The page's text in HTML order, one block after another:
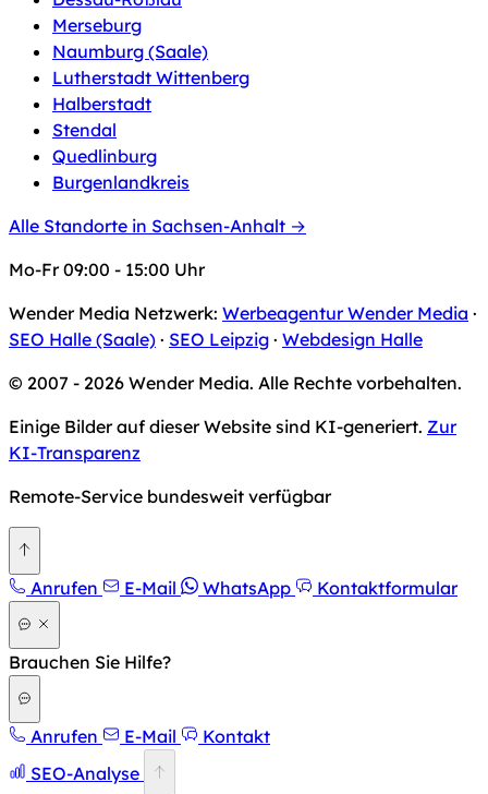
Merseburg
Naumburg (Saale)
Lutherstadt Wittenberg
Halberstadt
Stendal
Quedlinburg
Burgenlandkreis
Alle Standorte in Sachsen-Anhalt →
Mo-Fr 09:00 - 15:00 Uhr
Wender Media Netzwerk: Werbeagentur Wender Media ·
SEO Halle (Saale) · SEO Leipzig · Webdesign Halle
© 2007 - 2026 Wender Media. Alle Rechte vorbehalten.
Einige Bilder auf dieser Website sind KI-generiert. Zur
KI-Transparenz
Remote-Service bundesweit verfügbar
Anrufen E-Mail WhatsApp Kontaktformular
Brauchen Sie Hilfe?
Anrufen E-Mail
Kontakt
SEO-Analyse